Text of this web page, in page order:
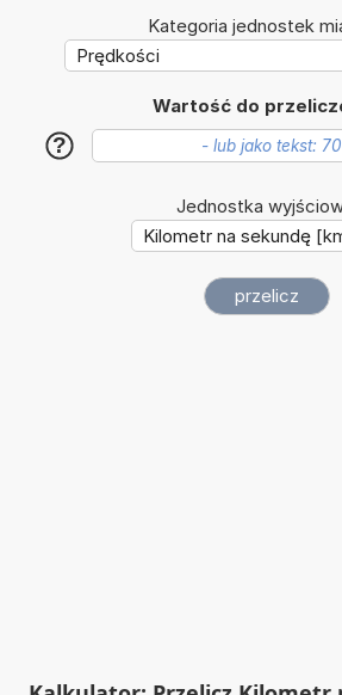
Kategoria jednostek
Wartość do
?
Jednostka